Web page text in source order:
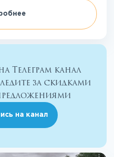
Телеграм канал
за скидками
на канал